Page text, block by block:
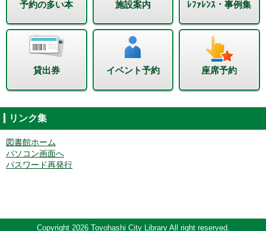
予約の多い本 施設案内 ﾚﾌｧﾚﾝｽ・事例集
貸出券 イベント予約 座席予約
リンク集
図書館ホーム
パソコン画面へ
パスワード再発行
Copyright 2026 Toyohashi City Library All right reserved.